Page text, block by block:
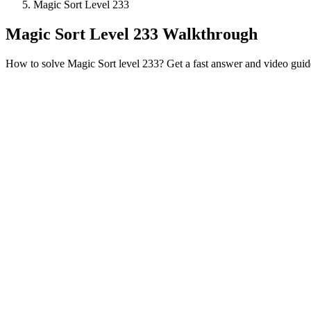
Magic Sort Level 233
Magic Sort Level 233 Walkthrough
How to solve Magic Sort level 233? Get a fast answer and video